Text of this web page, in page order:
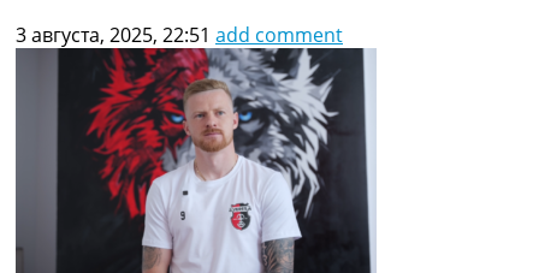
3 августа, 2025, 22:51 add comment